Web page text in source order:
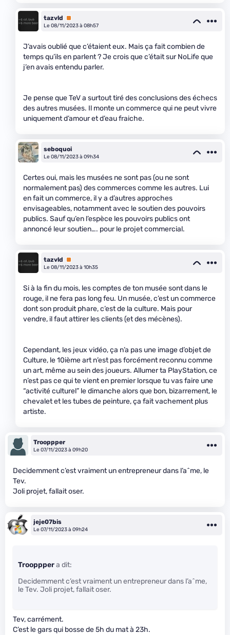
tazvld
Premium
Le 08/11/2023 à 08h57
J’avais oublié que c’étaient eux. Mais ça fait combien de
temps qu’ils en parlent ? Je crois que c’était sur NoLife que
j’en avais entendu parler.
Je pense que TeV a surtout tiré des conclusions des échecs
des autres musées. Il monte un commerce qui ne peut vivre
uniquement d’amour et d’eau fraiche.
seboquoi
Le 08/11/2023 à 09h34
Certes oui, mais les musées ne sont pas (ou ne sont
normalement pas) des commerces comme les autres. Lui
en fait un commerce, il y a d’autres approches
envisageables, notamment avec le soutien des pouvoirs
publics. Sauf qu’en l’espèce les pouvoirs publics ont
annoncé leur soutien…. pour le projet commercial.
tazvld
Premium
Le 08/11/2023 à 10h35
Si à la fin du mois, les comptes de ton musée sont dans le
rouge, il ne fera pas long feu. Un musée, c’est un commerce
dont son produit phare, c’est de la culture. Mais pour
vendre, il faut attirer les clients (et des mécènes).
Cependant, les jeux vidéo, ça n’a pas une image d’objet de
Culture, le 10ième art n’est pas forcément reconnu comme
un art, même au sein des joueurs. Allumer ta PlayStation, ce
n’est pas ce qui te vient en premier lorsque tu vas faire une
“activité culturel” le dimanche alors que bon, bizarrement, le
chevalet et les tubes de peinture, ça fait vachement plus
artiste.
Trooppper
Le 07/11/2023 à 09h20
Decidemment c’est vraiment un entrepreneur dans l’a^me, le
Tev.
Joli projet, fallait oser.
jeje07bis
Le 07/11/2023 à 09h24
Troopppera dit:
Decidemment c’est vraiment un entrepreneur dans l’a^me,
le Tev. Joli projet, fallait oser.
Tev, carrément.
C’est le gars qui bosse de 5h du mat à 23h.